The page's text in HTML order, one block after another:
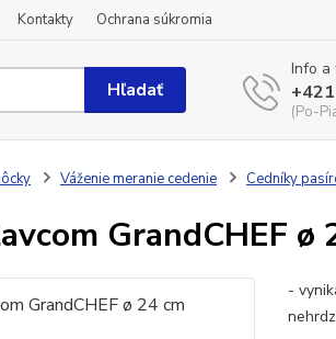
Kontakty Ochrana súkromia
Hľadať
Info a
(Po-
Váženie meranie cedenie Cedníky
GrandCHEF ø
-